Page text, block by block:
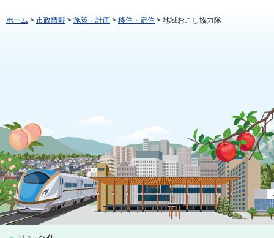
ホーム > 市政情報 > 施策・計画 > 移住・定住 > 地域おこし協力隊